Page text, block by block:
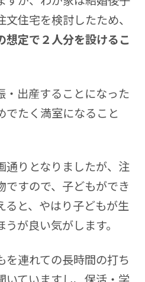
住宅を検討したため、
想定で２人分を設けるこ
・出産することになった
でたく満室になること
通りとなりましたが、注
ですので、子どもができ
ると、やはり子どもが生
が良い気がします。
を連れての長時間の打ち